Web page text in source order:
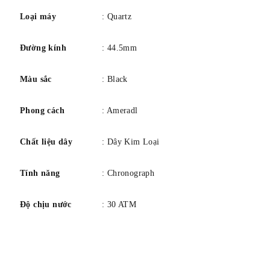
Loại máy : Quartz
Đường kính : 44.5mm
Màu sắc : Black
Phong cách : Ameradl
Chất liệu dây : Dây Kim Loại
Tính năng : Chronograph
Độ chịu nước : 30 ATM